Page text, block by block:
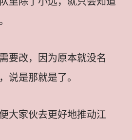
要改，因为原本就没名
说是那就是了。
大家伙去更好地推动江